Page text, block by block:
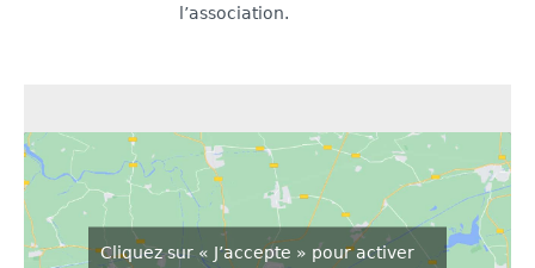
l’association.
Cliquez sur « J’accepte » pour activer